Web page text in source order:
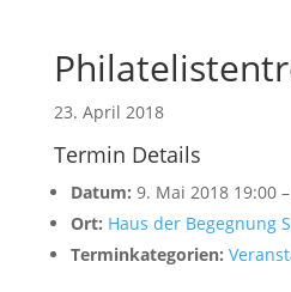
23. April 2018
Termin Details
Datum: 9. Mai 2018 19:00–
Ort: Haus der Begegnung
Terminkategorien: